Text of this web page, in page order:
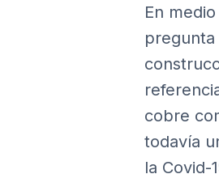
En
cobre
todavía
la Covid-